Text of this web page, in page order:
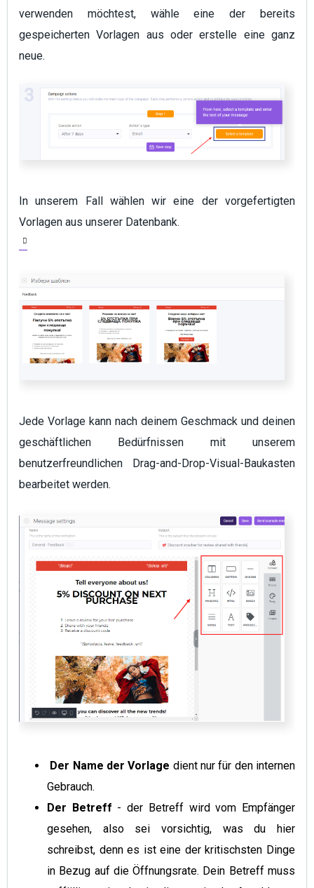
verwenden möchtest, wähle eine der bereits
gespeicherten Vorlagen aus oder erstelle eine ganz
neue.
In unserem Fall wählen wir eine der vorgefertigten
Vorlagen aus unserer Datenbank.
Jede Vorlage kann nach deinem Geschmack und deinen
geschäftlichen Bedürfnissen mit unserem
benutzerfreundlichen Drag-and-Drop-Visual-Baukasten
bearbeitet werden.
Der Name der Vorlage dient nur für den internen
Gebrauch.
Der Betreff - der Betreff wird vom Empfänger
gesehen, also sei vorsichtig, was du hier
schreibst, denn es ist eine der kritischsten Dinge
in Bezug auf die Öffnungsrate. Dein Betreff muss